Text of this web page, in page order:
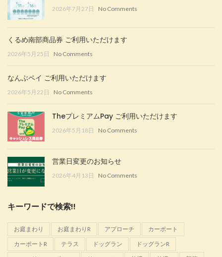
2026年7月27日 No Comments
くるめ南部商品券 ご利用いただけます
2026年5月25日 No Comments
なんぶペイ ご利用いただけます
2026年5月22日 No Comments
TheプレミアムPay ご利用いただけます
2026年5月18日 No Comments
営業日変更のお知らせ
2026年4月13日 No Comments
キーワードで検索!!
お庭まわり お庭まわりR アプローチ
カーポート
カーポートR
テラス ドッグラン
ドッグランR